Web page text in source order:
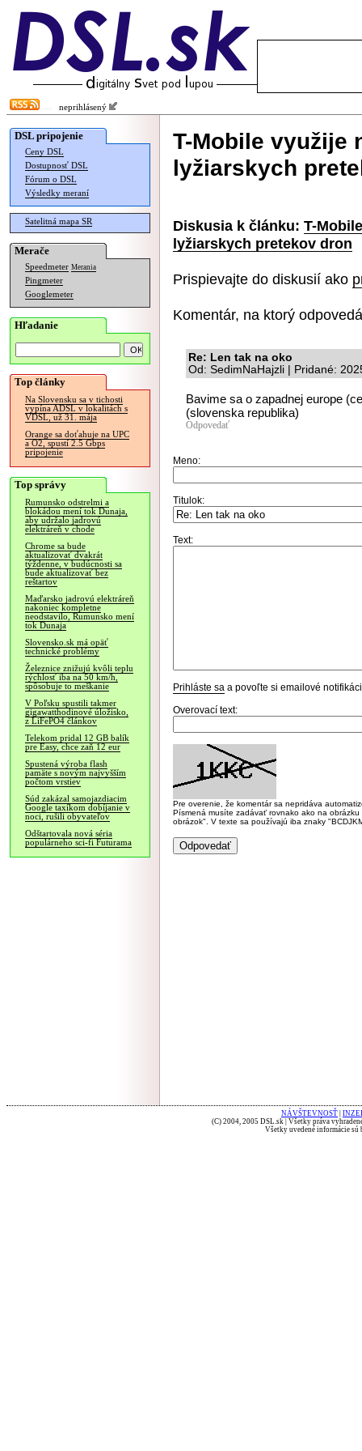
neprihlásený
DSL pripojenie
Ceny DSL
Dostupnosť DSL
Fórum o DSL
Výsledky meraní
Satelitná mapa SR
Merače
Speedmeter Merania
Pingmeter
Googlemeter
Hľadanie
Top články
Na Slovensku sa v tichosti
vypína ADSL v lokalitách s
VDSL, už 31. mája
Orange sa doťahuje na UPC
a O2, spustí 2.5 Gbps
pripojenie
Top správy
Rumunsko odstrelmi a
blokádou mení tok Dunaja,
aby udržalo jadrovú
elektráreň v chode
Chrome sa bude
aktualizovať dvakrát
týždenne, v budúcnosti sa
bude aktualizovať bez
reštartov
Maďarsko jadrovú elektráreň
nakoniec kompletne
neodstavilo, Rumunsko mení
tok Dunaja
Slovensko.sk má opäť
technické problémy
Železnice znižujú kvôli teplu
rýchlosť iba na 50 km/h,
spôsobuje to meškanie
V Poľsku spustili takmer
gigawatthodinové úložisko,
z LiFePO4 článkov
Telekom pridal 12 GB balík
pre Easy, chce zaň 12 eur
Spustená výroba flash
pamäte s novým najvyšším
počtom vrstiev
Súd zakázal samojazdiacim
Google taxíkom dobíjanie v
noci, rušili obyvateľov
Odštartovala nová séria
populárneho sci-fi Futurama
T-Mobile využije
lyžiarskych
Diskusia k článku: T-
lyžiarskych pretekov dron
Prispievajte do diskusií ako
Komentár, na ktorý
Re: Len tak na oko
Od: SedimNaHajzli | Pridané:
Bavime sa o zapadnej europe
(slovenska republika)
Odpovedať
Meno:
Titulok:
Text:
Prihláste sa a povoľte si emailové
Overovací text:
Pre overenie, že komentár sa nepridáva
Písmená musíte zadávať rovnako ako na
obrázok". V texte sa používajú iba znaky
NÁVŠTEVNOSŤ
(C) 2004, 2005 DSL.sk | Všetky práva
Všetky uvedené informácie sú